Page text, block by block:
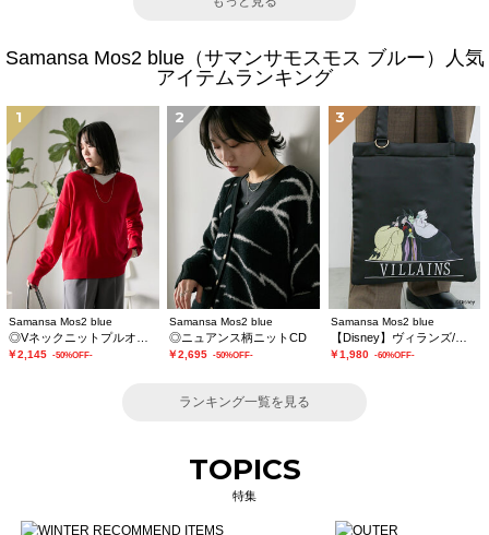
Samansa Mos2 blue（サマンサモスモス ブルー）人気
アイテムランキング
1
Samansa Mos2 blue
￥2,145 -50%OFF-
2
Samansa Mos2 blue
◎ニュアンス柄ニットCD
￥2,695 -50%OFF-
3
Samansa Mos2 blue
【Disney】ヴィランズ/トートバッグ
￥1,980 -60%OFF-
ランキング一覧を見る
TOPICS
特集